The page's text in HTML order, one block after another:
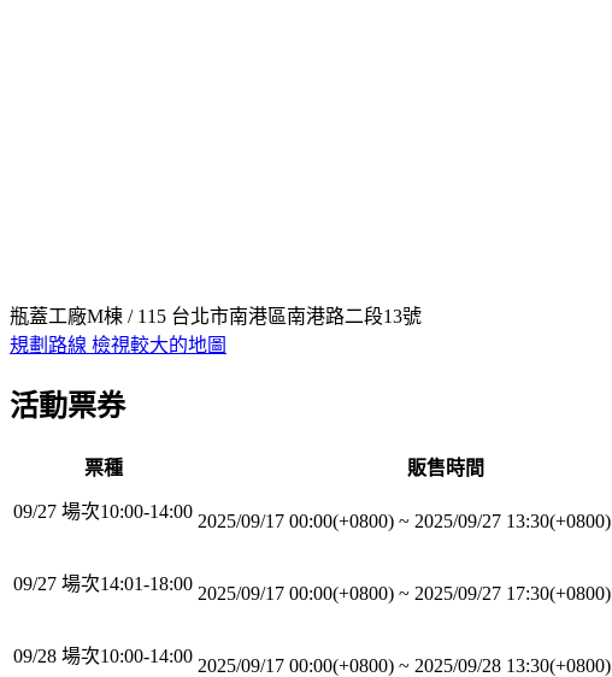
瓶蓋工廠M棟 / 115 台北市南港區南港路二段13號
規劃路線 檢視較大的地圖
活動票券
票種 販售時間
09/27 場次10:00-14:00 2025/09/17 00:00(+0800) ~ 2025/09/27 13:30(+0800)
09/27 場次14:01-18:00 2025/09/17 00:00(+0800) ~ 2025/09/27 17:30(+0800)
09/28 場次10:00-14:00 2025/09/17 00:00(+0800) ~ 2025/09/28 13:30(+0800)